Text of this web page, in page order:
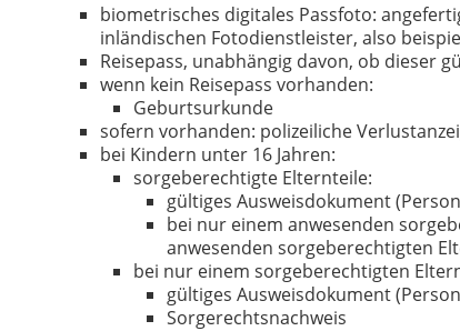
biometrisches digitales Passfoto:
inländischen Fotodienstleister, also
Reisepass, unabhängig davon, ob dieser
wenn kein Reisepass vorhanden:
Geburtsurkunde
sofern vorhanden: polizeiliche
bei Kindern unter 16 Jahren:
sorgeberechtigte Elternteile:
gültiges Ausweisdokument
bei nur einem anwesenden
anwesenden sorgeberechtigten
bei nur einem sorgeberechtigten
gültiges Ausweisdokument
Sorgerechtsnachweis